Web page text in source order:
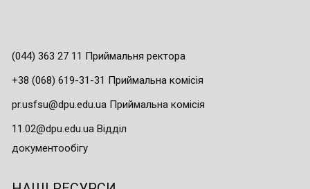
(044) 363 27 11 Приймальня ректора
+38 (068) 619-31-31 Приймальна комісія
pr.usfsu@dpu.edu.ua Приймальна комісія
11.02@dpu.edu.ua Відділ
документообігу